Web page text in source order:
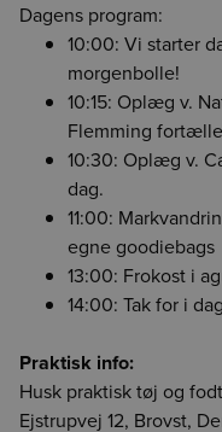
Dagens program:
10:00: Vi starter
morgenbolle!
10:15: Oplæg v.
Flemming
10:30: Oplæg v.
dag.
11:00:
egne goodiebags
13:00: Frokost i
14:00: Tak for i dag
Praktisk info:
Husk praktisk tøj og
Ejstrupvej 12, Brovst,
Værdien er baseret på
og kan være unøjagtig.
datakvaliteten. Det er
håber at kunne give
fødevarer.
Vi påtager os intet
efterfølgende
HMR